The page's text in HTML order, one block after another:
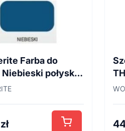
Farba do
połysk
zł